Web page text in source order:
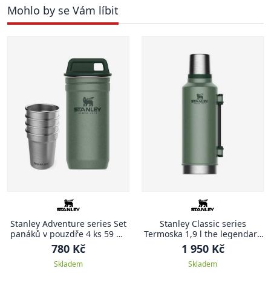
Mohlo by se Vám líbit
Stanley Adventure series Set
panáků v pouzdře 4 ks 59 ml
zelená ADVENTURE
780 Kč
Skladem
Stanley Classic series
Termoska 1,9 l the legendary
zelená CLASSIC
1 950 Kč
Skladem